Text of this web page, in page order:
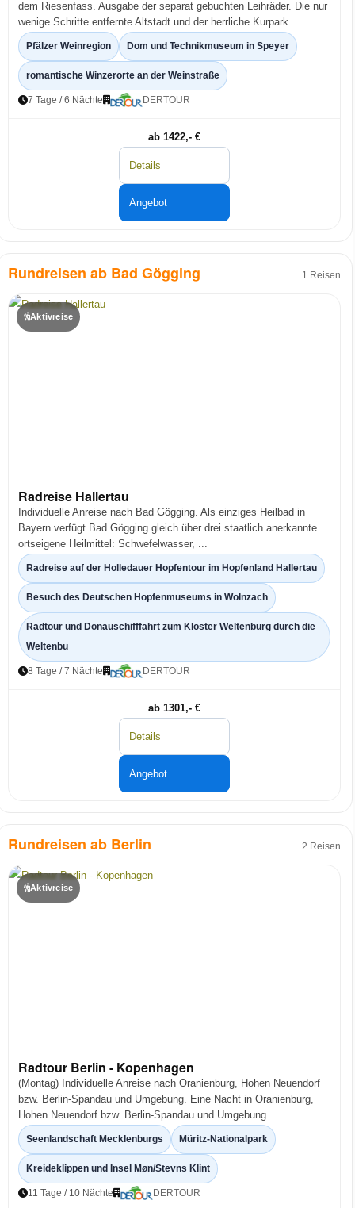
dem Riesenfass. Ausgabe der separat gebuchten Leihräder. Die nur
wenige Schritte entfernte Altstadt und der herrliche Kurpark ...
Pfälzer Weinregion Dom und Technikmuseum in Speyer
romantische Winzerorte an der Weinstraße
7 Tage / 6 Nächte DERTOUR
ab 1422,- €
Details
Angebot
Rundreisen ab Bad Gögging 1 Reisen
Aktivreise
Radreise Hallertau
Individuelle Anreise nach Bad Gögging. Als einziges Heilbad in
Bayern verfügt Bad Gögging gleich über drei staatlich anerkannte
ortseigene Heilmittel: Schwefelwasser, ...
Radreise auf der Holledauer Hopfentour im Hopfenland Hallertau
Besuch des Deutschen Hopfenmuseums in Wolnzach
Radtour und Donauschifffahrt zum Kloster Weltenburg durch die
Weltenbu
8 Tage / 7 Nächte DERTOUR
ab 1301,- €
Details
Angebot
Rundreisen ab Berlin 2 Reisen
Aktivreise
Radtour Berlin - Kopenhagen
(Montag) Individuelle Anreise nach Oranienburg, Hohen Neuendorf
bzw. Berlin-Spandau und Umgebung. Eine Nacht in Oranienburg,
Hohen Neuendorf bzw. Berlin-Spandau und Umgebung.
Seenlandschaft Mecklenburgs Müritz-Nationalpark
Kreideklippen und Insel Møn/Stevns Klint
11 Tage / 10 Nächte DERTOUR